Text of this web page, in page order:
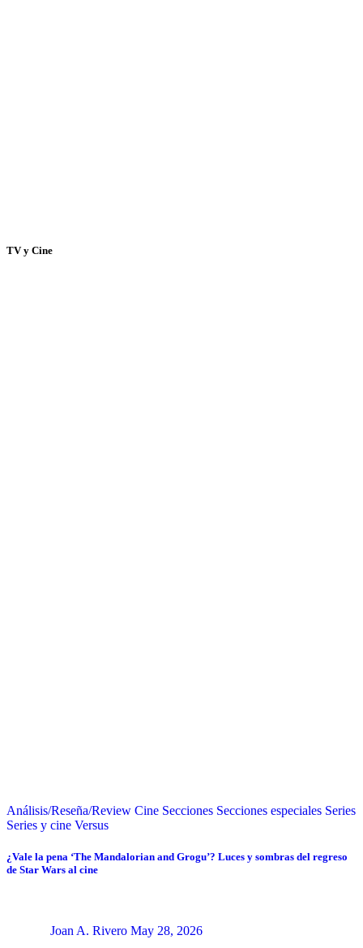
TV y Cine
Análisis/Reseña/Review Cine Secciones Secciones especiales Series
Series y cine Versus
¿Vale la pena ‘The Mandalorian and Grogu’? Luces y sombras del regreso
de Star Wars al cine
Joan A. Rivero May 28, 2026